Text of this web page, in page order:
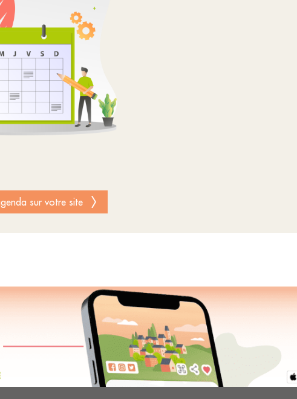
sur votre site